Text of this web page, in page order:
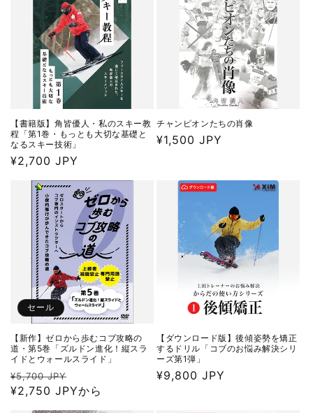
【書籍版】角皆優人・私のスキー教
程「第1巻・もっとも大切な基礎と
なるスキー技術」
通
¥2,700 JPY
チャンピオンたちの肖像
通
¥1,500 JPY
セール
【新作】ゼロから歩むコブ攻略の
道・第5巻「ズルドン進化！縦スラ
イドとウォールスライド」
通
常
¥5,700 JPY
ー
¥2,750 JPYから
【ダウンロード版】後傾姿勢を矯正
するドリル「コブのお悩み解決シリ
ーズ第1弾」
通
¥9,800 JPY